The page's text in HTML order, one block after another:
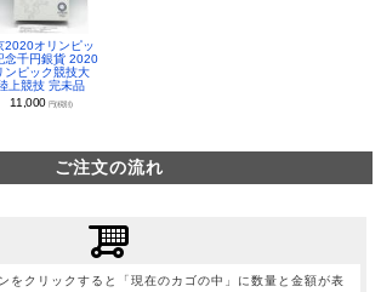
2020オリンピッ
念千円銀貨 2020
ンピック競技大
上競技 完未品
11,000 円(税別)
ご注文の流れ
をクリックすると「現在のカゴの中」に数量と金額が表